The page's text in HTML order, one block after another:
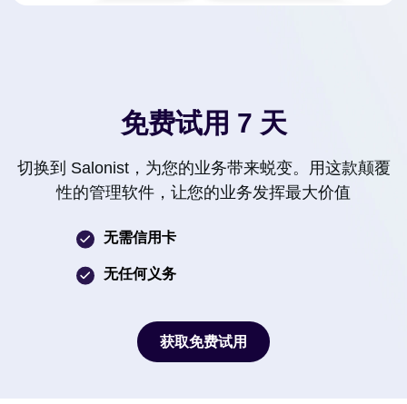
免费试用 7 天
切换到 Salonist，为您的业务带来蜕变。用这款颠覆
性的管理软件，让您的业务发挥最大价值
无需信用卡
无任何义务
获取免费试用